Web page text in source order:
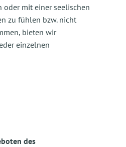
oder mit einer seelischen
zu fühlen bzw. nicht
bieten wir
einzelnen
des